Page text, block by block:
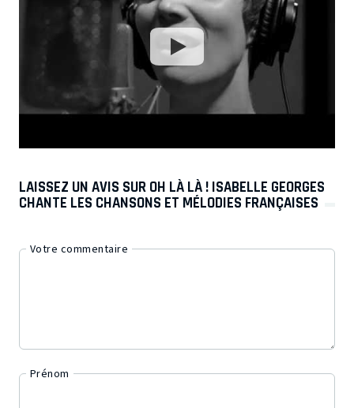
LAISSEZ UN AVIS SUR OH LÀ LÀ ! ISABELLE GEORGES
CHANTE LES CHANSONS ET MÉLODIES FRANÇAISES
Votre commentaire
Prénom